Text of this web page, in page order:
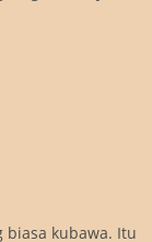
biasa kubawa. Itu